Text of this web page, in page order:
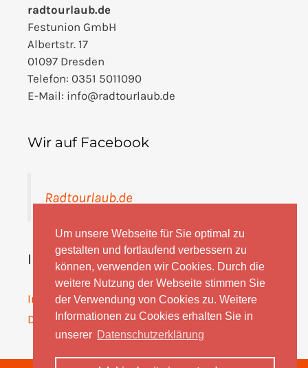
Um unsere Webseite für Sie optimal zu
gestalten und fortlaufend verbessern zu
können, verwenden wir Cookies. Durch die
weitere Nutzung der Webseite stimmen Sie
der Verwendung von Cookies zu. Weitere
Informationen zu Cookies erhalten Sie in
unserer Datenschutzerklärung
radtourlaub.de
Festunion GmbH
Albertstr. 17
01097 Dresden
Telefon: 0351 5011090
E-Mail: info@radtourlaub.de
Wir auf Facebook
Radtourlaub.de
Informationen
Impressum
Datenschutz